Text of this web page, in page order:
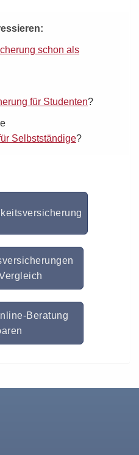
schon als
für Studenten?
Selbstständige?
Beratung